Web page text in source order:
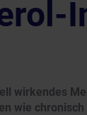
wirkendes
wie